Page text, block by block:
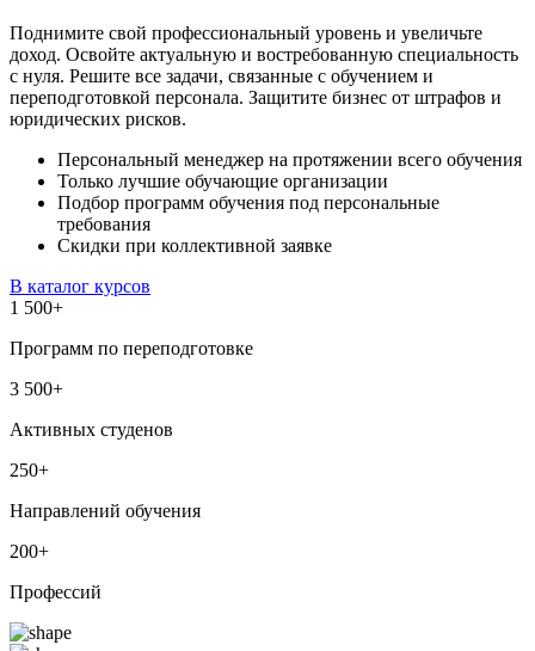
Поднимите свой профессиональный уровень и увеличьте
доход. Освойте актуальную и востребованную специальность
с нуля. Решите все задачи, связанные с обучением и
переподготовкой персонала. Защитите бизнес от штрафов и
юридических рисков.
Персональный менеджер на протяжении всего обучения
Только лучшие обучающие организации
Подбор программ обучения под персональные
требования
Скидки при коллективной заявке
В каталог курсов
1 500+
Программ по переподготовке
3 500+
Активных студенов
250+
Направлений обучения
200+
Профессий